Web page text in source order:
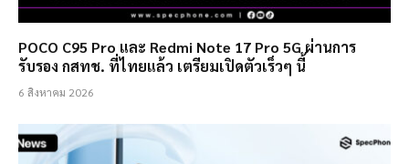
POCO C95 Pro และ Redmi Note 17 Pro 5G ผ่านการ
รับรอง กสทช. ที่ไทยแล้ว เตรียมเปิดตัวเร็วๆ นี้
6 สิงหาคม 2026